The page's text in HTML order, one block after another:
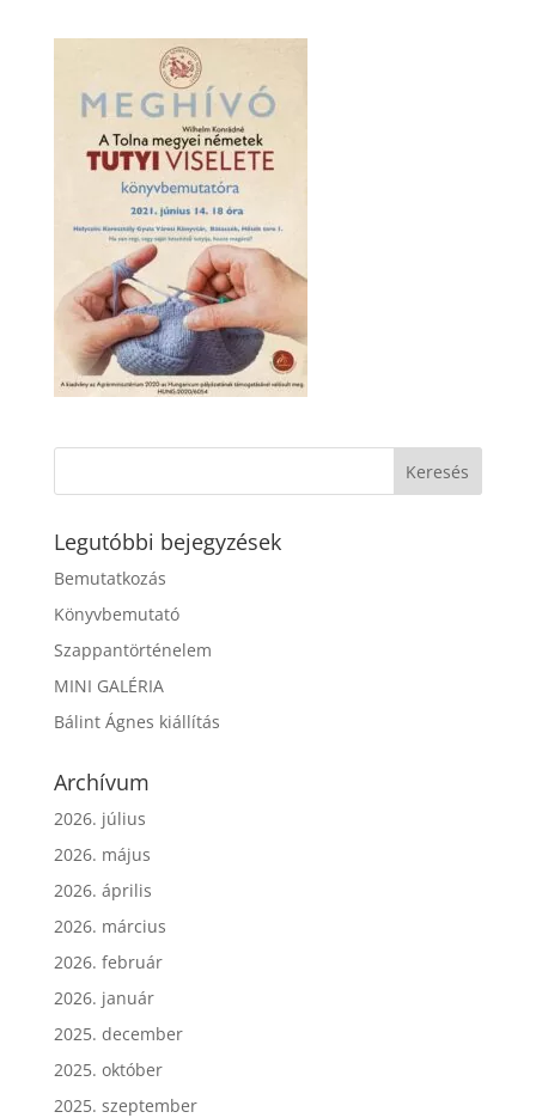
Legutóbbi bejegyzések
Bemutatkozás
Könyvbemutató
Szappantörténelem
MINI GALÉRIA
Bálint Ágnes kiállítás
Archívum
2026. július
2026. május
2026. április
2026. március
2026. február
2026. január
2025. december
2025. október
2025. szeptember